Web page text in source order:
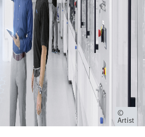
Artist